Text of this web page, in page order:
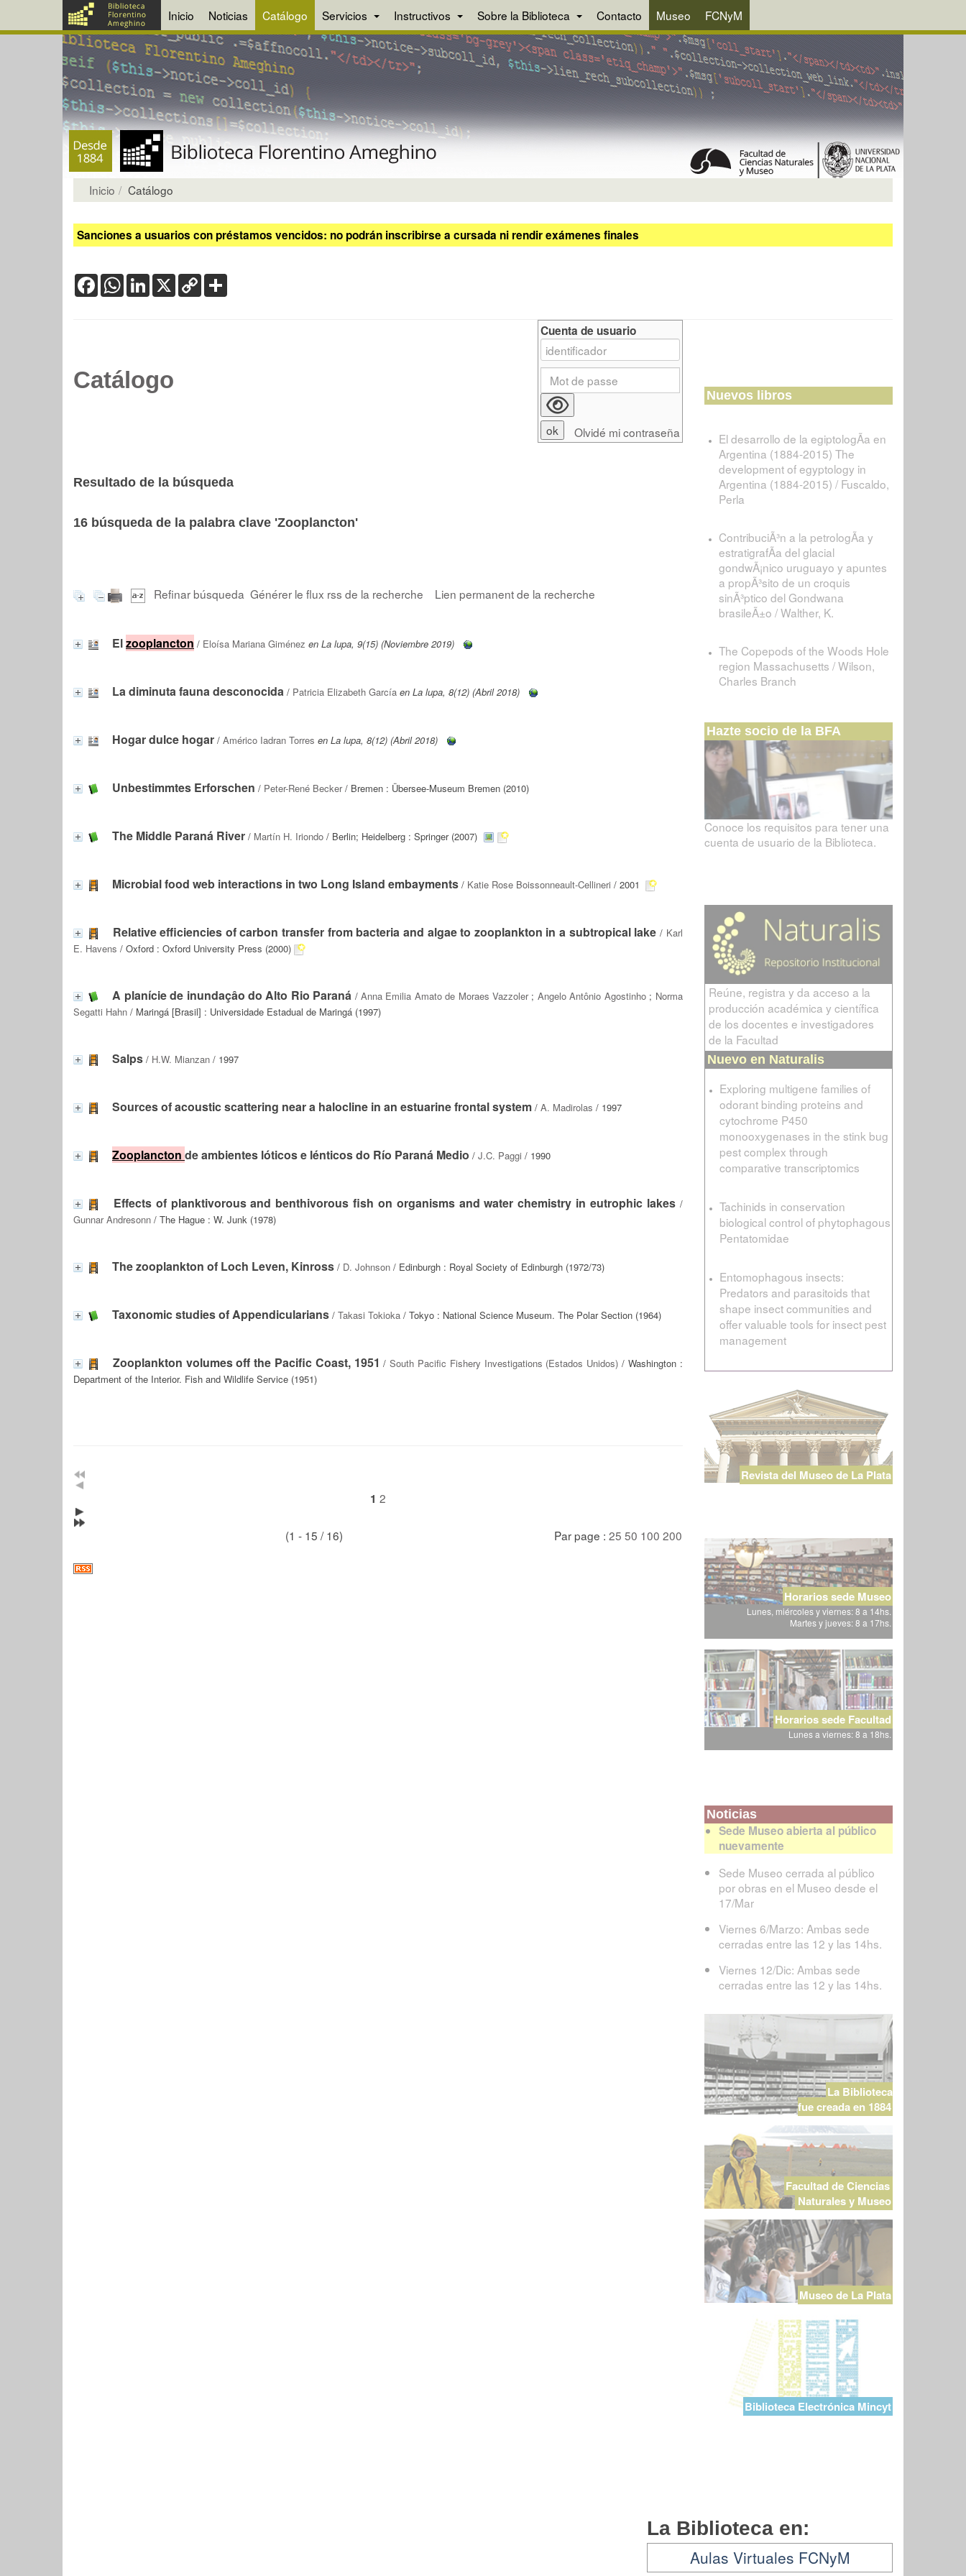
Inicio Noticias Catálogo Servicios Instructivos Sobre la Biblioteca Contacto Museo FCNyM
Inicio Catálogo
Sanciones a usuarios con préstamos vencidos: no podrán inscribirse a cursada ni rendir exámenes finales
FacebookWhatsApp
LinkedIn
X Copy
Link
Catálogo
Resultado de la búsqueda
16 búsqueda de la palabra clave 'Zooplancton'
Refinar búsqueda Générer le flux rss de la recherche Lien permanent de la recherche
Elzooplancton / Eloísa Mariana Giménez en La lupa, 9(15) (Noviembre 2019)
La diminuta fauna desconocida / Patricia Elizabeth García en La lupa, 8(12) (Abril 2018)
Hogar dulce hogar / Américo Iadran Torres en La lupa, 8(12) (Abril 2018)
Unbestimmtes Erforschen / Peter-René Becker/ Bremen : Übersee-Museum Bremen (2010)
The Middle Paraná River / Martín H. Iriondo / Berlin; Heidelberg : Springer (2007)
Microbial food web interactions in two Long Island embayments / Katie Rose Boissonneault-Cellineri / 2001
Relative efficiencies of carbon transfer from bacteria and algae to zooplankton in a subtropical lake / Karl
E. Havens / Oxford : Oxford University Press (2000)
A planície de inundaçâo do Alto Rio Paraná /Anna Emilia Amato de Moraes Vazzoler; Angelo Antônio Agostinho; Norma
Segatti Hahn / Maringá [Brasil] : Universidade Estadual de Maringá (1997)
Salps / H.W. Mianzan / 1997
Sources of acoustic scattering near a halocline in an estuarine frontal system / A. Madirolas / 1997
Zooplancton de ambientes lóticos e lénticos do Río Paraná Medio / J.C. Paggi / 1990
Effects of planktivorous and benthivorous fish on organisms and water chemistry in eutrophic lakes/
Gunnar Andresonn / The Hague : W. Junk (1978)
The zooplankton of Loch Leven, Kinross / D. Johnson / Edinburgh : Royal Society of Edinburgh (1972/73)
Taxonomic studies of Appendicularians / Takasi Tokioka / Tokyo : National Science Museum. The Polar Section (1964)
Zooplankton volumes off the Pacific Coast, 1951 /South Pacific Fishery Investigations (Estados Unidos) / Washington :
Department of the Interior. Fish and Wildlife Service (1951)
1 2
(1 - 15 / 16) Par page : 25 50 100 200
Cuenta de usuario
Olvidé mi contraseña
Nuevos libros
El desarrollo de la egiptologÃ­a en
Argentina (1884-2015) The
development of egyptology in
Argentina (1884-2015) / Fuscaldo,
Perla
ContribuciÃ³n a la petrologÃ­a y
estratigrafÃ­a del glacial
gondwÃ¡nico uruguayo y apuntes
a propÃ³sito de un croquis
sinÃ³ptico del Gondwana
brasileÃ±o / Walther, K.
The Copepods of the Woods Hole
region Massachusetts / Wilson,
Charles Branch
Hazte socio de la BFA
Conoce los requisitos para tener una
cuenta de usuario de la Biblioteca.
Reúne, registra y da acceso a la
producción académica y científica
de los docentes e investigadores
de la Facultad
Nuevo en Naturalis
Exploring multigene families of
odorant binding proteins and
cytochrome P450
monooxygenases in the stink bug
pest complex through
comparative transcriptomics
Tachinids in conservation
biological control of phytophagous
Pentatomidae
Entomophagous insects:
Predators and parasitoids that
shape insect communities and
offer valuable tools for insect pest
management
Revista del Museo de La Plata
Horarios sede Museo
Lunes, miércoles y viernes: 8 a 14hs.
Martes y jueves: 8 a 17hs.
Horarios sede Facultad
Lunes a viernes: 8 a 18hs.
Noticias
Sede Museo abierta al público
nuevamente
Sede Museo cerrada al público
por obras en el Museo desde el
17/Mar
Viernes 6/Marzo: Ambas sede
cerradas entre las 12 y las 14hs.
Viernes 12/Dic: Ambas sede
cerradas entre las 12 y las 14hs.
La Biblioteca
fue creada en 1884
Facultad de Ciencias
Naturales y Museo
Museo de La Plata
Biblioteca Electrónica Mincyt
La Biblioteca en:
Aulas Virtuales FCNyM